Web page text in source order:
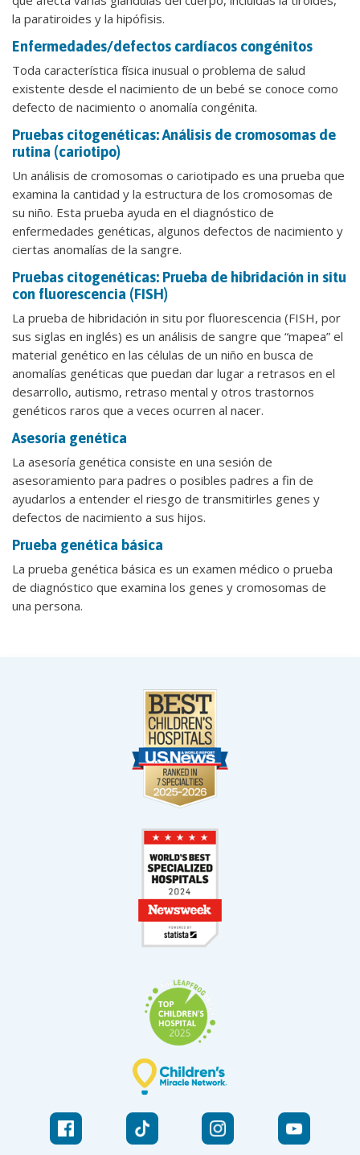
la paratiroides y la hipófisis.
Enfermedades/defectos cardíacos congénitos
Toda característica física inusual o problema de salud
existente desde el nacimiento de un bebé se conoce como
defecto de nacimiento o anomalía congénita.
Pruebas citogenéticas: Análisis de cromosomas de
rutina (cariotipo)
Un análisis de cromosomas o cariotipado es una prueba que
examina la cantidad y la estructura de los cromosomas de
su niño. Esta prueba ayuda en el diagnóstico de
enfermedades genéticas, algunos defectos de nacimiento y
ciertas anomalías de la sangre.
Pruebas citogenéticas: Prueba de hibridación in situ
con fluorescencia (FISH)
La prueba de hibridación in situ por fluorescencia (FISH, por
sus siglas en inglés) es un análisis de sangre que “mapea” el
material genético en las células de un niño en busca de
anomalías genéticas que puedan dar lugar a retrasos en el
desarrollo, autismo, retraso mental y otros trastornos
genéticos raros que a veces ocurren al nacer.
Asesoría genética
La asesoría genética consiste en una sesión de
asesoramiento para padres o posibles padres a fin de
ayudarlos a entender el riesgo de transmitirles genes y
defectos de nacimiento a sus hijos.
Prueba genética básica
La prueba genética básica es un examen médico o prueba
de diagnóstico que examina los genes y cromosomas de
una persona.